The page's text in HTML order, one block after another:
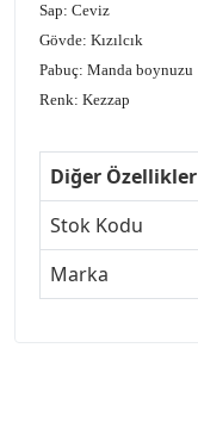
Sap: Ceviz
Gövde: Kızılcık
Pabuç: Manda boynuzu
Renk: Kezzap
Diğer Özellikler
Stok Kodu
Marka